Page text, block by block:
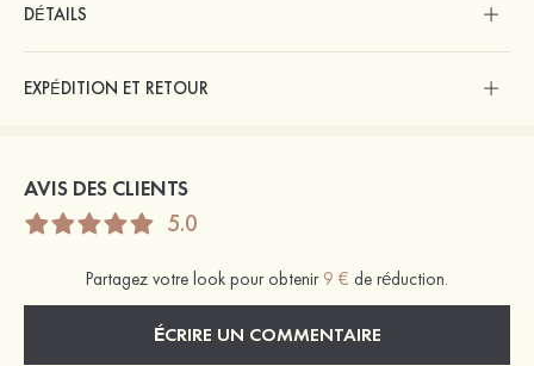
DÉTAILS
EXPÉDITION ET RETOUR
AVIS DES CLIENTS
5.0
Partagez votre look pour obtenir 9 € de réduction.
ÉCRIRE UN COMMENTAIRE